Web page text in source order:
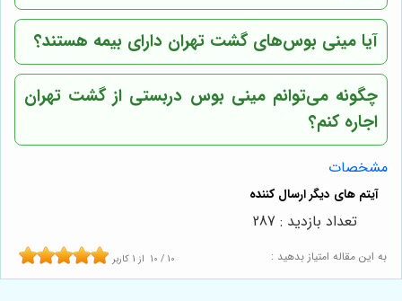
آیا مینی بوس‌های گشت تهران دارای بیمه هستند؟
چگونه می‌توانم مینی بوس دربستی از گشت تهران
اجاره کنم؟
مشخصات
به این مقاله امتیاز بدهید : 10 / 10 از 1 کاربر
تعداد بازدید : 287